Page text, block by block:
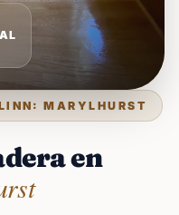
MARYLHURST
en